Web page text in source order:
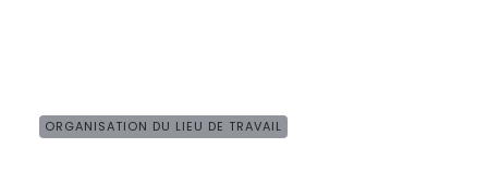
ORGANISATION DU LIEU DE TRAVAIL